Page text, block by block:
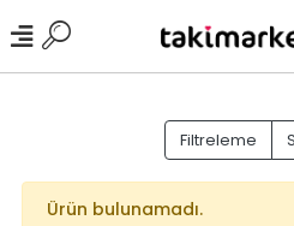
Filtreleme
Ürün bulunamadı.